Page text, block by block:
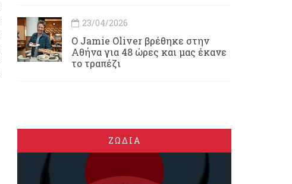
23/04/2026
Ο Jamie Oliver βρέθηκε στην
Αθήνα για 48 ώρες και μας έκανε
το τραπέζι
ΖΩΔΙΑ